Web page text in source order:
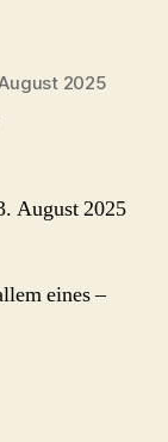
2025
August 2025
eines –